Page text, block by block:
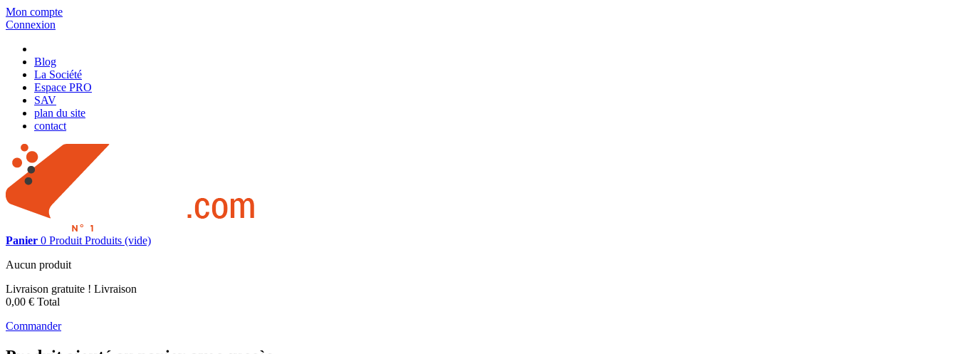
Mon compte
Connexion
Blog
La Société
Espace PRO
SAV
plan du site
contact
Panier 0 Produit Produits (vide)
Aucun produit
Livraison gratuite ! Livraison
0,00 € Total
Commander